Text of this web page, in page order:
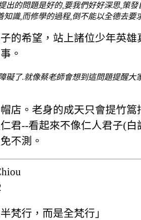
出的問題是好的,要我們好好深思,策發
知識,而修學的過程,倒不能以全德去要
的希望，站上諸位少年英
。
礙了.就像蔡老師會想到這問題提醒大
店。老身的成天只會提竹
君--看起來不像仁人君子(
不測。
梵行，而是全梵行」